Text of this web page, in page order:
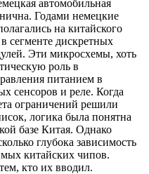
автомобильная
Годами немецкие
на китайского
сегменте дискретных
Эти микросхемы, хоть
роль в
питанием в
сенсоров и реле. Когда
ограничений решили
логика была понятна
базе Китая. Однако
глубока зависимость
китайских чипов.
кто их вводил.